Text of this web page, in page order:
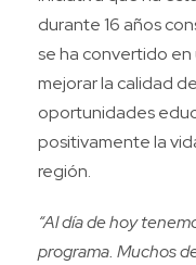
durante 16 años
se ha convertido
mejorar la calidad
oportunidades
positivamente la
región.
“Al día de hoy
programa. Muchos